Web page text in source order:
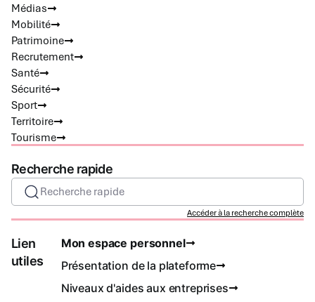
Médias
Mobilité
Patrimoine
Recrutement
Santé
Sécurité
Sport
Territoire
Tourisme
Recherche rapide
Recherche rapide
Accéder à la recherche complète
Lien
utiles
Mon espace personnel
Présentation de la plateforme
Niveaux d'aides aux entreprises